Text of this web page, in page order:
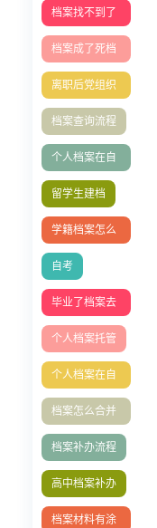
档案找不到了
怎么办
档案成了死档
去哪里激活
离职后党组织
关系处理全攻
略
档案查询流程
个人档案在自
己手里怎么办
留学生建档
学籍档案怎么
补办
自考
毕业了档案去
哪找
个人档案托管
个人档案在自
己手里成死档
如何激活
档案怎么合并
存档？
档案补办流程
高中档案补办
档案材料有涂